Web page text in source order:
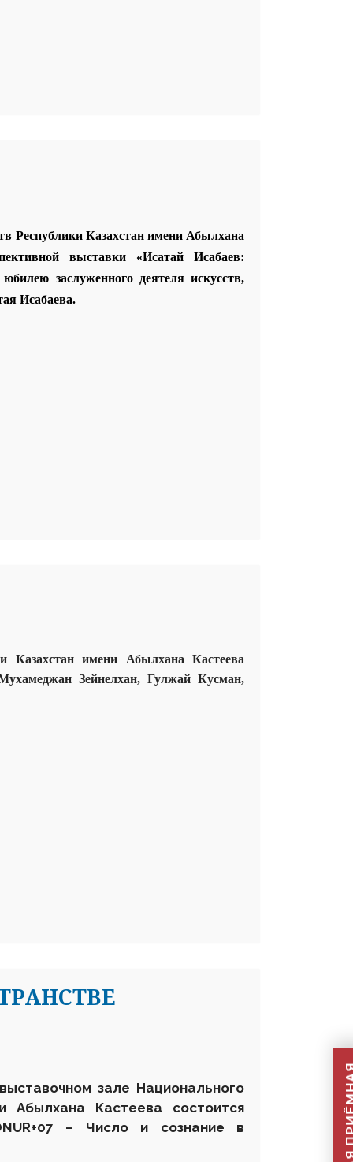
Республики Казахстан имени Абылхана
выставки «Исатай Исабаев:
заслуженного деятеля искусств,
Исабаева.
Казахстанимени Абылхана Кастеева
Зейнелхан, Гулжай Кусман,
зале Национального
Абылхана Кастеева состоится
– Число и сознание в